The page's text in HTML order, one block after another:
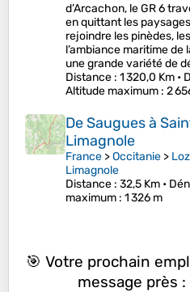
d’Arcachon, le GR 6
en quittant les
rejoindre les pinèdes,
l’ambiance maritime de
une grande variété de
Distance : 1 320,0 Km •
Altitude maximum : 2
De Saugues à
Limagnole
France >Occitanie >
Limagnole
Distance : 32,5 Km •
maximum : 1 326 m
🎯 Votre prochain
message près :